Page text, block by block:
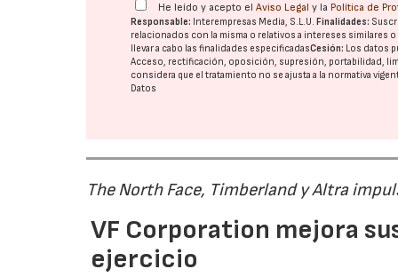
He leído y acepto elAviso Legal y la Política de
Responsable: Interempresas Media, S.L.U. Finalidades:
relacionados con la misma o relativos a intereses similares
llevar a cabo las finalidades especificadasCesión: Los datos
Acceso, rectificación, oposición, supresión, portabilidad,
considera que el tratamiento no se ajusta a la normativa
Datos
The North Face, Timberland y Altra
VF Corporation mejora
ejercicio